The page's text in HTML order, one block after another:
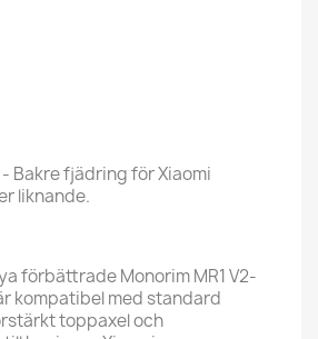
- Bakre fjädring för Xiaomi
liknande.
förbättrade Monorim MR1 V2-
kompatibel med standard
toppaxel och